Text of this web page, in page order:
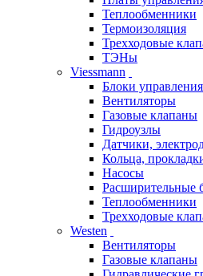
Теплообменники
Термоизоляция
Трехходовые
ТЭНы
Viessmann
Блоки управления
Вентиляторы
Газовые клапаны
Гидроузлы
Датчики,
Кольца,
Насосы
Расширительные
Теплообменники
Трехходовые
Westen
Вентиляторы
Газовые клапаны